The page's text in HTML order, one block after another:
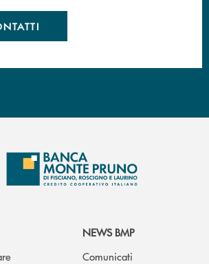
NEWS BMP
Comunicati